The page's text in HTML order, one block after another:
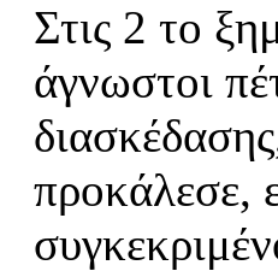
Στις 2 το
άγνωστοι
προκάλεσε,